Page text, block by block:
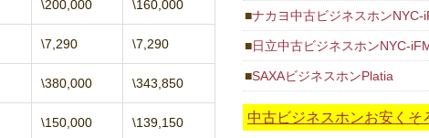
\200,000 \160,000
\7,290 \7,290
\380,000 \343,850
\150,000 \139,150
ナカヨ中古ビジネスホンNYC-
日立中古ビジネスホンNYC-
SAXAビジネスホンPlatia
中古ビジネスホンお安くそ